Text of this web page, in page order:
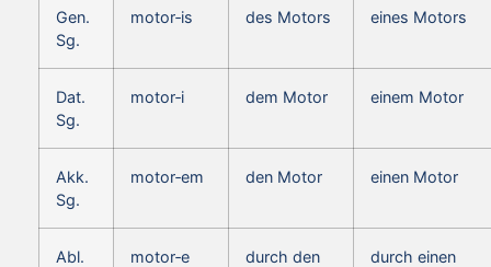
Gen.
Sg.
motor‑is des Motors eines Motors
Dat.
Sg.
motor‑i dem Motor einem Motor
Akk.
Sg.
motor‑em den Motor einen Motor
Abl.
motor‑e
durch den
durch einen